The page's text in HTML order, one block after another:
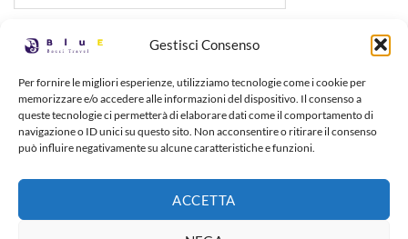
Gestisci Consenso
Per fornire le migliori esperienze, utilizziamo tecnologie come i cookie per
memorizzare e/o accedere alle informazioni del dispositivo. Il consenso a
queste tecnologie ci permetterà di elaborare dati come il comportamento di
navigazione o ID unici su questo sito. Non acconsentire o ritirare il consenso
può influire negativamente su alcune caratteristiche e funzioni.
ACCETTA
Recent Posts
Hello world!
Recent Comments